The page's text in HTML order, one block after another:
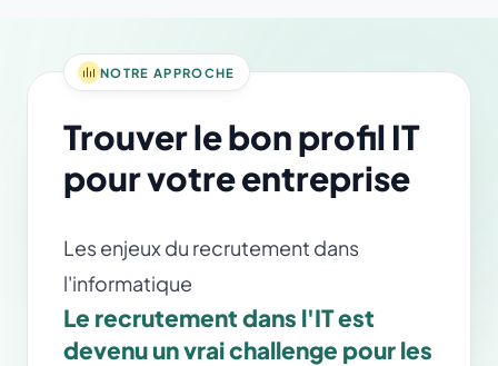
NOTRE APPROCHE
Trouver le bon profil IT
pour votre entreprise
Les enjeux du recrutement dans
l'informatique
Le recrutement dans l'IT est
devenu un vrai challenge pour les